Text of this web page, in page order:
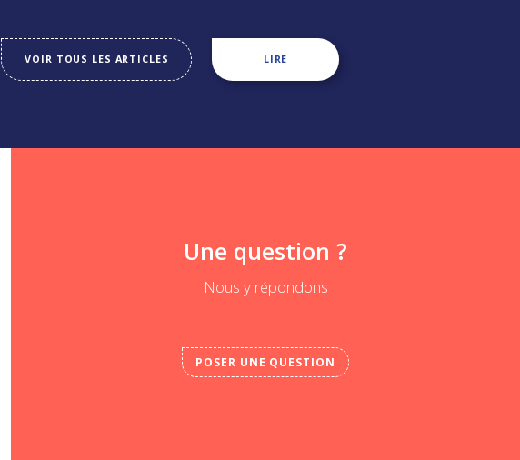
VOIR TOUS LES ARTICLES LIRE
Une question ?
Nous y répondons
POSER UNE QUESTION